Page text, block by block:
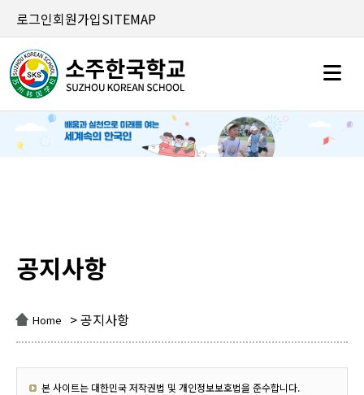
로그인회원가입SITEMAP
공지사항
Home > 공지사항
본 사이트는 대한민국 저작권법 및 개인정보보호법을 준수합니다.